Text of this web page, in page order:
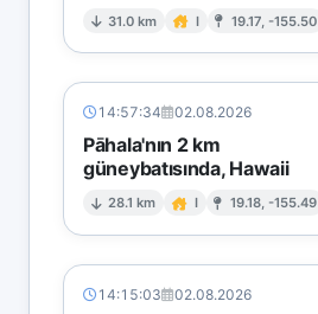
31.0 km I 19.17, -155.50
14:57:34 02.08.2026
Pāhala'nın 2 km
güneybatısında, Hawaii
28.1 km I 19.18, -155.49
14:15:03 02.08.2026